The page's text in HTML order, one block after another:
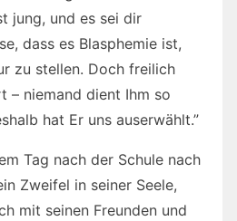
jung, und es sei dir
dass es Blasphemie ist,
zu stellen. Doch freilich
– niemand dient Ihm so
hat Er uns auserwählt.”
Tag nach der Schule nach
Zweifel in seiner Seele,
mit seinen Freunden und